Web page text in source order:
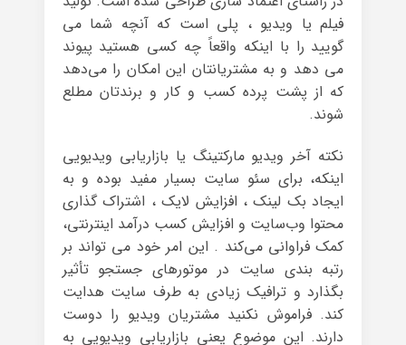
فیلم یا ویدیو ، پلی است که آنچه شما می
گویید را با اینکه واقعاً چه کسی هستید پیوند
می دهد و به مشتریانتان این امکان را می‌دهد
که از پشت پرده کسب و کار و برندتان مطلع
شوند.
نکته آخر ویدیو مارکتینگ یا بازاریابی ویدیویی
اینکه، برای سئو سایت بسیار مفید بوده و به
ایجاد بک لینک ، افزایش لایک ، اشتراک گذاری
محتوا وب‌سایت و افزایش کسب درآمد اینترنتی،
کمک فراوانی می‌کند . این امر خود می تواند بر
رتبه بندی سایت در موتورهای جستجو تأثیر
بگذارد و ترافیک زیادی به طرف سایت هدایت
کند. فراموش نکنید مشتریان ویدیو را دوست
دارند. این موضوع یعنی بازاریابی ویدیویی به